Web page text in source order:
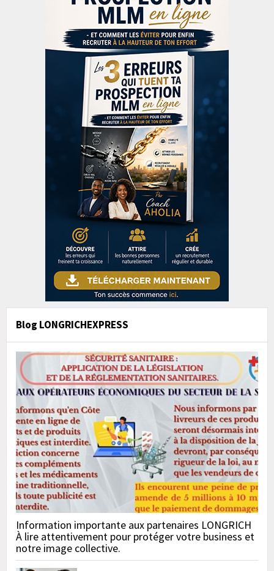
Blog LONGRICHEXPRESS
Information importante aux partenaires LONGRICH
À lire attentivement pour protéger votre business et
notre image collective.